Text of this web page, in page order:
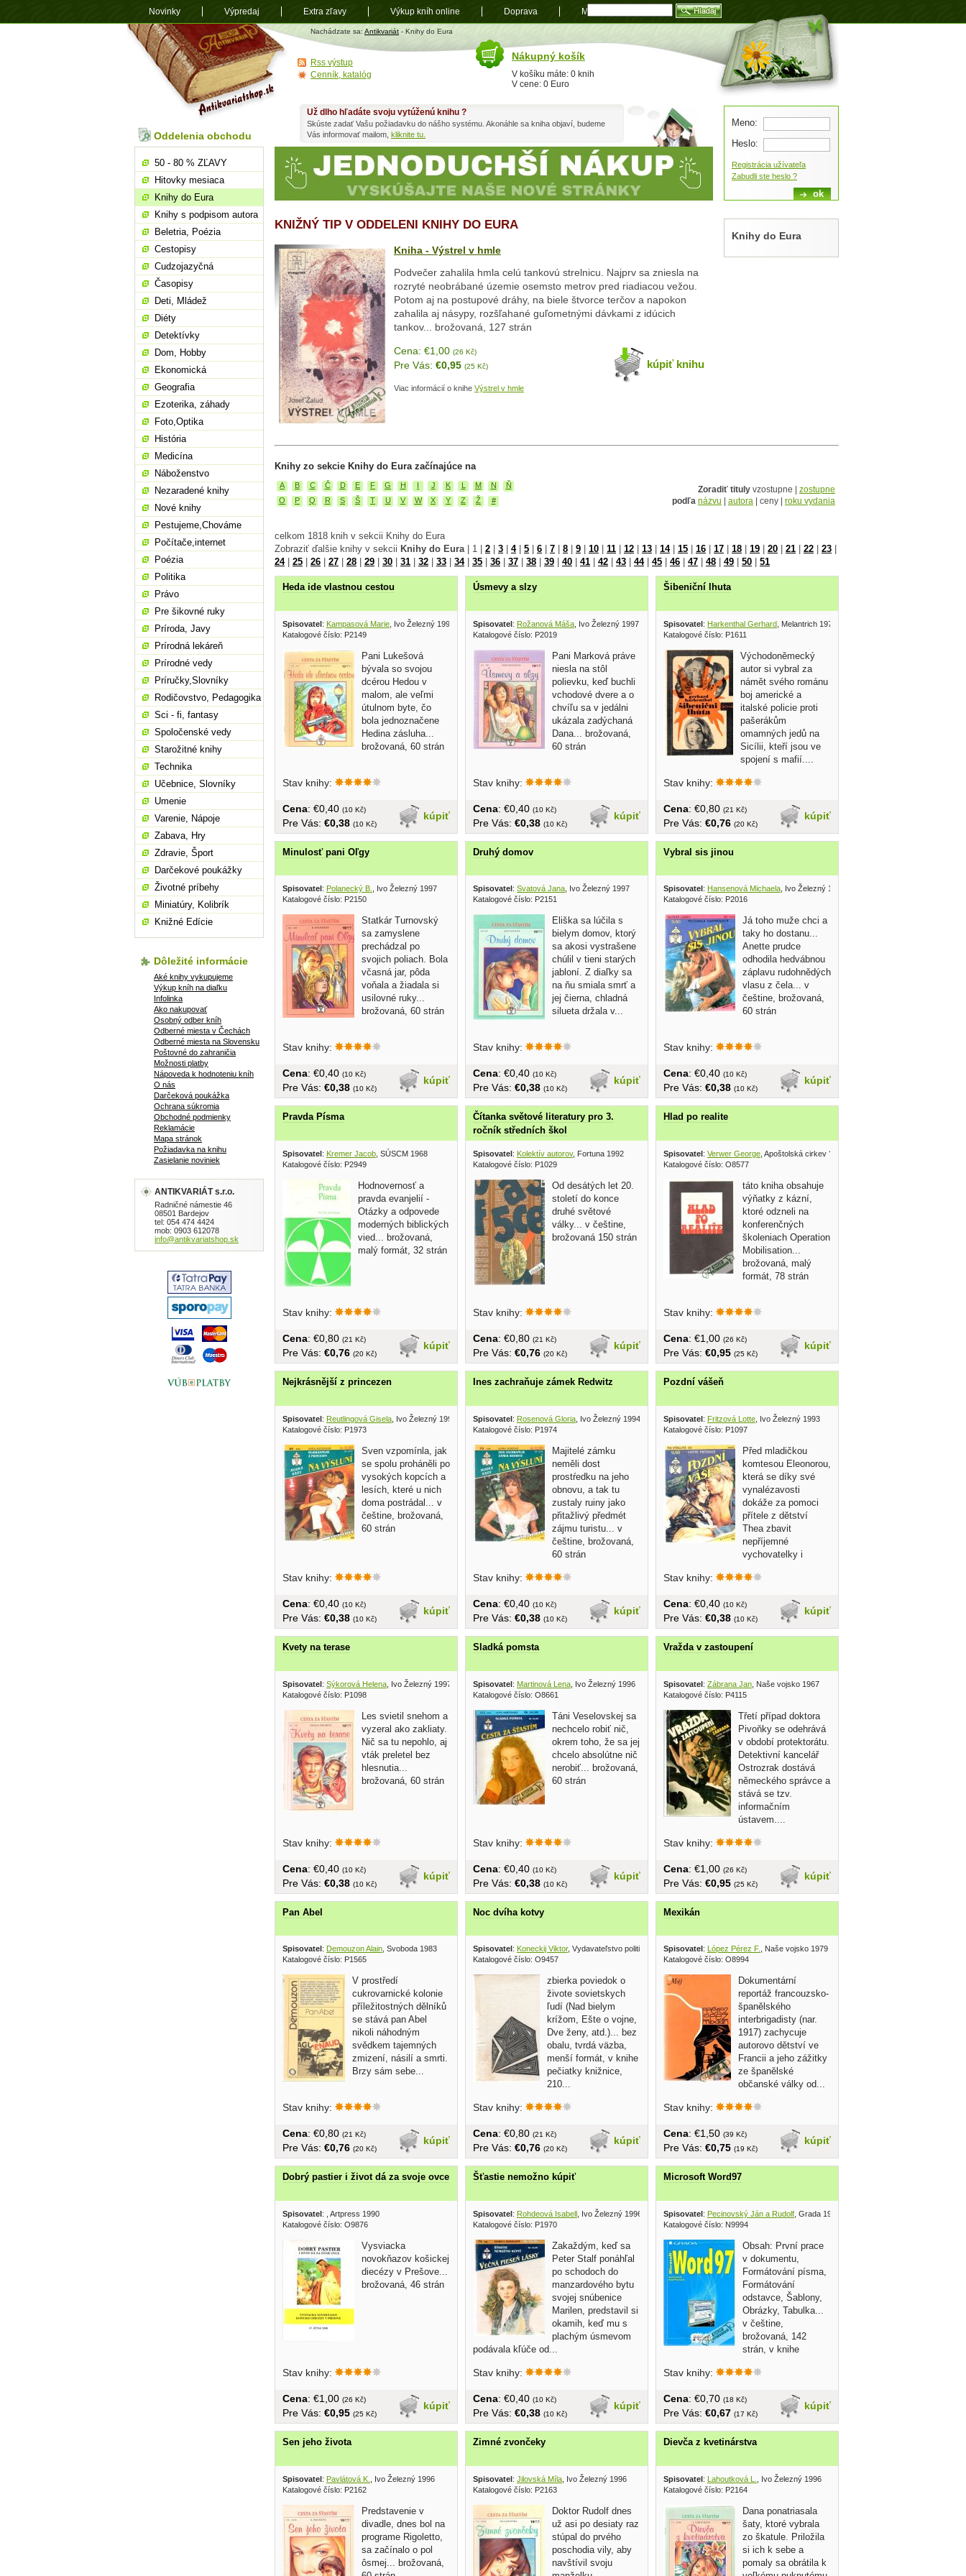
Antikvariát
shop.sk
Nachádzate sa: Antikvariát - Knihy do Eura
KNIŽNÝ TIP V ODDELENI KNIHY DO EURA
Kniha - Výstrel v hmle
Podvečer zahalila hmla celú tankovú strelnicu. Najprv sa zniesla na
rozryté neobrábané územie osemsto metrov pred riadiacou vežou.
Potom aj na postupové dráhy, na biele štvorce terčov a napokon
zahalila aj násypy, rozšľahané guľometnými dávkami z idúcich
tankov... brožovaná, 127 strán
kúpiť knihu
Cena: €1,00 (26 Kč)
Pre Vás: €0,95 (25 Kč)
Viac informácií o knihe Výstrel v hmle
Knihy do Eura
Knihy zo sekcie Knihy do Eura začínajúce na
A B C Č D E F G H I J K L M N
Ň
O
P Q R S Š T U V W X Y Z Ž #
Zoradiť tituly vzostupne | zostupne
podľa názvu autora | ceny | roku vydania
celkom 1818 knih v sekcii Knihy do Eura
Zobraziť ďalšie knihy v sekcii Knihy do Eura| 1 2 3 4| 5 6 7 8 9 10 11 12 13 14| 15 16 17 18 19 20 21 22 23
24| 25 26 27 28 29 30 31 32 33 34| 35 36 37 38 39 40 41 42 43 44| 45 46 47 48 49 50 51
Heda ide vlastnou cestou
Spisovatel: Kampasová Marie , Ivo Železný 1997
Katalogové číslo: P2149
Pani Lukešová
bývala so svojou
dcérou Hedou v
malom, ale veľmi
útulnom byte, čo
bola jednoznačene
Hedina zásluha...
brožovaná, 60 strán
Stav knihy:
kúpiť
Cena: €0,40 (10 Kč)
Pre Vás: €0,38 (10 Kč)
Úsmevy a slzy
Spisovatel: Rožanová Máša , Ivo Železný 1997
Katalogové číslo: P2019
Pani Marková práve
niesla na stôl
polievku, keď buchli
vchodové dvere a o
chvíľu sa v jedálni
ukázala zadýchaná
Dana... brožovaná,
60 strán
Stav knihy:
kúpiť
Cena: €0,40 (10 Kč)
Pre Vás: €0,38 (10 Kč)
Šibeniční lhuta
Spisovatel: Harkenthal Gerhard , Melantrich 1973
Katalogové číslo: P1611
Východoněmecký
autor si vybral za
námět svého románu
boj americké a
italské policie proti
pašerákům
omamných jedů na
Sicílii, kteří jsou ve
spojení s mafií....
Stav knihy:
kúpiť
Cena: €0,80 (21 Kč)
Pre Vás: €0,76 (20 Kč)
Minulosť pani Oľgy
Spisovatel : Polanecký B., Ivo Železný 1997
Katalogové číslo: P2150
Statkár Turnovský
sa zamyslene
prechádzal po
svojich poliach. Bola
včasná jar, pôda
voňala a žiadala si
usilovné ruky...
brožovaná, 60 strán
Stav knihy:
kúpiť
Cena: €0,40 (10 Kč)
Pre Vás: €0,38 (10 Kč)
Druhý domov
Spisovatel : Svatová Jana, Ivo Železný 1997
Katalogové číslo: P2151
Eliška sa lúčila s
bielym domov, ktorý
sa akosi vystrašene
chúlil v tieni starých
jabloní. Z diaľky sa
na ňu smiala smrť a
jej čierna, chladná
silueta držala v...
Stav knihy:
kúpiť
Cena: €0,40 (10 Kč)
Pre Vás: €0,38 (10 Kč)
Vybral sis jinou
Spisovatel : Hansenová Michaela, Ivo Železný 1993
Katalogové číslo: P2016
Já toho muže chci a
taky ho dostanu...
Anette prudce
odhodila hedvábnou
záplavu rudohnědých
vlasu z čela... v
češtine, brožovaná,
60 strán
Stav knihy:
kúpiť
Cena: €0,40 (10 Kč)
Pre Vás: €0,38 (10 Kč)
Pravda Písma
Spisovatel: Kremer Jacob , SÚSCM 1968
Katalogové číslo: P2949
Hodnovernosť a
pravda evanjelií -
Otázky a odpovede
moderných biblických
vied... brožovaná,
malý formát, 32 strán
Stav knihy:
kúpiť
Cena: €0,80 (21 Kč)
Pre Vás: €0,76 (20 Kč)
Čítanka světové literatury pro 3.
ročník středních škol
Spisovatel: Kolektív autorov, Fortuna 1992
Katalogové číslo: P1029
Od desátých let 20.
století do konce
druhé světové
války... v češtine,
brožovaná 150 strán
Stav knihy:
kúpiť
Cena: €0,80 (21 Kč)
Pre Vás: €0,76 (20 Kč)
Hlad po realite
Spisovatel: Verwer George , Apoštolská cirkev ?
Katalogové číslo: O8577
táto kniha obsahuje
výňatky z kázní,
ktoré odzneli na
konferenčných
školeniach Operation
Mobilisation...
brožovaná, malý
formát, 78 strán
Stav knihy:
kúpiť
Cena: €1,00 (26 Kč)
Pre Vás: €0,95 (25 Kč)
Nejkrásnější z princezen
Spisovatel: Reutlingová Gisela , Ivo Železný 1994
Katalogové číslo: P1973
Sven vzpomínla, jak
se spolu proháněli po
vysokých kopcích a
lesích, které u nich
doma postrádal... v
češtine, brožovaná,
60 strán
Stav knihy:
kúpiť
Cena: €0,40 (10 Kč)
Pre Vás: €0,38 (10 Kč)
Ines zachraňuje zámek Redwitz
Spisovatel: Rosenová Gloria , Ivo Železný 1994
Katalogové číslo: P1974
Majitelé zámku
neměli dost
prostŕedku na jeho
obnovu, a tak tu
zustaly ruiny jako
přitažlivý předmét
zájmu turistu... v
češtine, brožovaná,
60 strán
Stav knihy:
kúpiť
Cena: €0,40 (10 Kč)
Pre Vás: €0,38 (10 Kč)
Pozdní vášeň
Spisovatel: Fritzová Lotte , Ivo Železný 1993
Katalogové číslo: P1097
Před mladičkou
komtesou Eleonorou,
která se díky své
vynalézavosti
dokáže za pomoci
přítele z dětství
Thea zbavit
nepříjemné
vychovatelky i
Stav knihy:
kúpiť
Cena: €0,40 (10 Kč)
Pre Vás: €0,38 (10 Kč)
Kvety na terase
Spisovatel: Sýkorová Helena , Ivo Železný 1997
Katalogové číslo: P1098
Les svietil snehom a
vyzeral ako zakliaty.
Nič sa tu nepohlo, aj
vták preletel bez
hlesnutia...
brožovaná, 60 strán
Stav knihy:
kúpiť
Cena: €0,40 (10 Kč)
Pre Vás: €0,38 (10 Kč)
Sladká pomsta
Spisovatel: Martinová Lena , Ivo Železný 1996
Katalogové číslo: O8661
Táni Veselovskej sa
nechcelo robiť nič,
okrem toho, že sa jej
chcelo absolútne nič
nerobiť... brožovaná,
60 strán
Stav knihy:
kúpiť
Cena: €0,40 (10 Kč)
Pre Vás: €0,38 (10 Kč)
Vražda v zastoupení
Spisovatel: Zábrana Jan , Naše vojsko 1967
Katalogové číslo: P4115
Třetí případ doktora
Pivoňky se odehrává
v období protektorátu.
Detektivní kancelář
Ostrozrak dostává
německého správce a
stává se tzv.
informačním
ústavem....
Stav knihy:
kúpiť
Cena: €1,00 (26 Kč)
Pre Vás: €0,95 (25 Kč)
Pan Abel
Spisovatel : Demouzon Alain , Svoboda 1983
Katalogové číslo: P1565
V prostředí
cukrovarnické kolonie
příležitostných dělníků
se stává pan Abel
nikoli náhodným
svědkem tajemných
zmizení, násilí a smrti.
Brzy sám sebe...
Stav knihy:
kúpiť
Cena: €0,80 (21 Kč)
Pre Vás: €0,76 (20 Kč)
Noc dvíha kotvy
Spisovatel : Koneckij Viktor, Vydavateľstvo politickej literatúry 1964
Katalogové číslo: O9457
zbierka poviedok o
živote sovietskych
ľudí (Nad bielym
krížom, Ešte o vojne,
Dve ženy, atd.)... bez
obalu, tvrdá väzba,
menší formát, v knihe
pečiatky knižnice,
210...
Stav knihy:
kúpiť
Cena: €0,80 (21 Kč)
Pre Vás: €0,76 (20 Kč)
Mexikán
Spisovatel : López Pérez F.
, Naše vojsko 1979
Katalogové číslo: O8994
Dokumentární
reportáž francouzsko-
španělského
interbrigadisty (nar.
1917) zachycuje
autorovo dětství ve
Francii a jeho zážitky
ze španělské
občanské války od...
Stav knihy:
kúpiť
Cena: €1,50 (39 Kč)
Pre Vás: €0,75 (19 Kč)
Dobrý pastier i život dá za svoje ovce
Spisovatel:
, Artpress 1990
Katalogové číslo: O9876
Vysviacka
novokňazov košickej
diecézy v Prešove...
brožovaná, 46 strán
Stav knihy:
kúpiť
Cena: €1,00 (26 Kč)
Pre Vás: €0,95 (25 Kč)
Šťastie nemožno kúpiť
Spisovatel: Rohdeová Isabell , Ivo Železný 1996
Katalogové číslo: P1970
Zakaždým, keď sa
Peter Stalf ponáhľal
po schodoch do
manzardového bytu
svojej snúbenice
Marilen, predstavil si
okamih, keď mu s
plachým úsmevom
podávala kľúče od...
Stav knihy:
kúpiť
Cena: €0,40 (10 Kč)
Pre Vás: €0,38 (10 Kč)
Microsoft Word97
Spisovatel: Pecinovský Ján a Rudolf , Grada 1997
Katalogové číslo: N9994
Obsah: První prace
v dokumentu,
Formátování písma,
Formátování
odstavce, Šablony,
Obrázky, Tabulka...
v češtine,
brožovaná, 142
strán, v knihe
Stav knihy:
kúpiť
Cena: €0,70 (18 Kč)
Pre Vás: €0,67 (17 Kč)
Sen jeho života
Spisovatel: Pavlátová K.
, Ivo Železný 1996
Katalogové číslo: P2162
Predstavenie v
divadle, dnes bol na
programe Rigoletto,
sa začínalo o pol
ôsmej... brožovaná,
Zimné zvončeky
Spisovatel: Jilovská Míla , Ivo Železný 1996
Katalogové číslo: P2163
Doktor Rudolf dnes
už asi po desiaty raz
stúpal do prvého
poschodia vily, aby
navštívil svoju
Dievča z kvetinárstva
Spisovatel: Lahoutková L.
, Ivo Železný 1996
Katalogové číslo: P2164
Dana ponatriasala
šaty, ktoré vybrala
zo škatule. Priložila
si ich k sebe a
pomaly sa obrátila k
Už dlho hľadáte svoju vytúženú knihu ?
Skúste zadať Vašu požiadavku do nášho systému. Akonáhle sa kniha objaví, budeme
Vás informovať mailom, kliknite tu.
Oddelenia obchodu
50 - 80 % ZĽAVY
Hitovky mesiaca
Knihy do Eura
Knihy s podpisom autora
Beletria, Poézia
Cestopisy
Cudzojazyčná
Časopisy
Deti, Mládež
Diéty
Detektívky
Dom, Hobby
Ekonomická
Geografia
Ezoterika, záhady
Foto,Optika
História
Medicína
Náboženstvo
Nezaradené knihy
Nové knihy
Pestujeme,Chováme
Počítače,internet
Poézia
Politika
Právo
Pre šikovné ruky
Príroda, Javy
Prírodná lekáreň
Prírodné vedy
Príručky,Slovníky
Rodičovstvo, Pedagogika
Sci - fi, fantasy
Spoločenské vedy
Starožitné knihy
Technika
Učebnice, Slovníky
Umenie
Varenie, Nápoje
Zabava, Hry
Zdravie, Šport
Darčekové poukážky
Životné príbehy
Miniatúry, Kolibrík
Knižné Edície
Dôležité informácie
Aké knihy vykupujeme
Výkup kníh na diaľku
Infolinka
Ako nakupovať
Osobný odber kníh
Odberné miesta v Čechách
Odberné miesta na Slovensku
Poštovné do zahraničia
Možnosti platby
Nápoveda k hodnoteniu kníh
O nás
Darčeková poukážka
Ochrana súkromia
Obchodné podmienky
Reklamácie
Mapa stránok
Požiadavka na knihu
Zasielanie noviniek
ANTIKVARIÁT s.r.o.
Radničné námestie 46
08501 Bardejov
tel: 054 474 4424
mob: 0903 612078
info@antikvariatshop.sk
Meno:
Heslo:
Registrácia užívateľa
Zabudli ste heslo ?
Nákupný košík
V košíku máte: 0 knih
V cene: 0 Euro
Rss výstup
Cenník, katalóg
Novinky Výpredaj Extra zľavy Výkup kníh online Doprava Mapa